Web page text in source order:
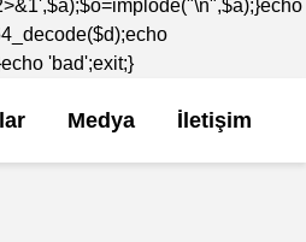
'bad';exit;}
Medya İletişim